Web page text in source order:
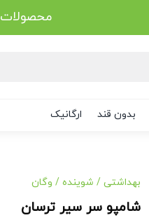
محصولات
بدون قند ارگانیک
بهداشتی / شوینده / وگان
شامپو سر سیر ترسان